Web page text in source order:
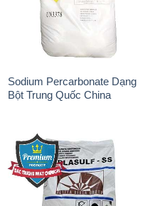
Sodium Percarbonate Dạng
Bột Trung Quốc China